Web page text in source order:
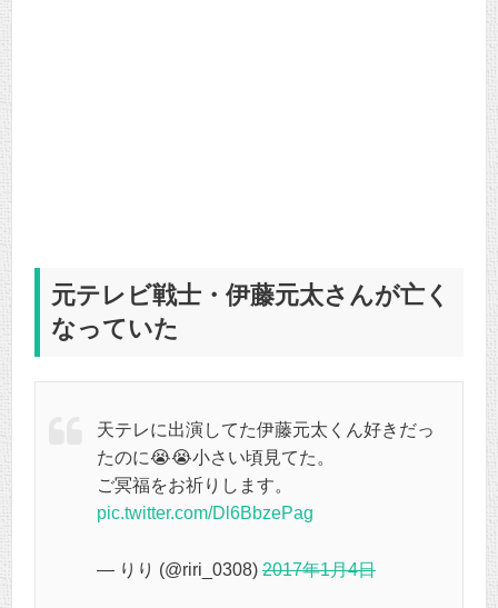
元テレビ戦士・伊藤元太さんが亡く
なっていた
天テレに出演してた伊藤元太くん好きだっ
たのに😭😭小さい頃見てた。
ご冥福をお祈りします。
pic.twitter.com/Dl6BbzePag
— りり (@riri_0308) 2017年1月4日